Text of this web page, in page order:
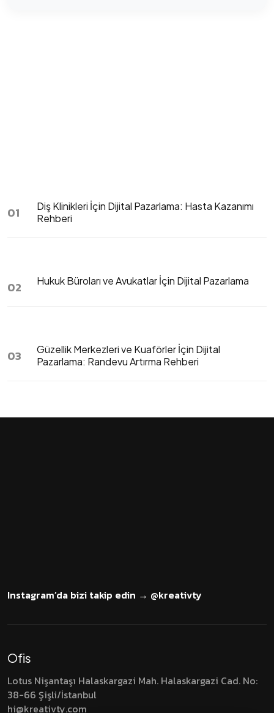
01
Diş Klinikleri İçin Dijital Pazarlama: Hasta Kazanımı
Rehberi
02 Hukuk Büroları ve Avukatlar İçin Dijital Pazarlama
03
Güzellik Merkezleri ve Kuaförler İçin Dijital
Pazarlama: Randevu Artırma Rehberi
Instagram’da bizi takip edin → @kreativty
Ofis
Lotus Nişantaşı Halaskargazi Mah. Halaskargazi Cad. No:
38-66 Şişli/İstanbul
hi@kreativty.com